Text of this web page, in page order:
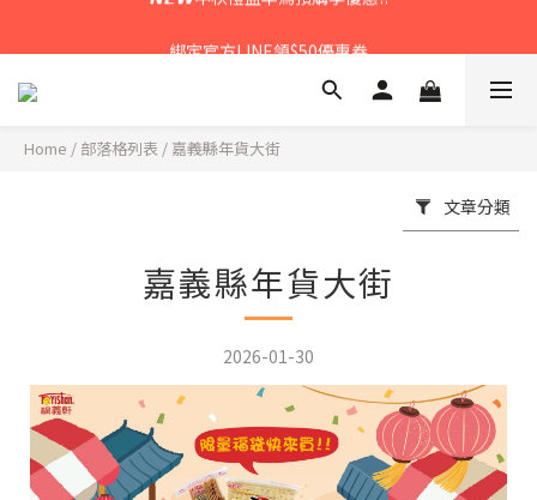
綁定官方LINE領$50優惠券
𝙉𝙀𝙒新朋友來報到～大寶礁蒜香新登場
𝙉𝙀𝙒中秋禮盒早鳥預購享優惠!!
Home / 部落格列表 / 嘉義縣年貨大街
文章分類
嘉義縣年貨大街
2026-01-30